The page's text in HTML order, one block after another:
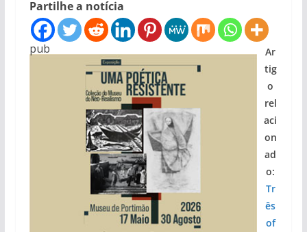
Partilhe a notícia
pub
Ar
tig
o
rel
aci
on
ad
o:
Tr
ês
of